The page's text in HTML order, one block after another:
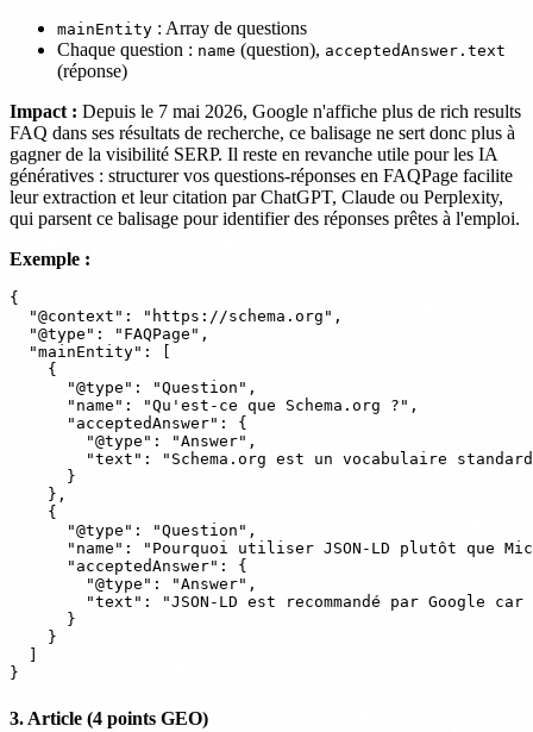
mainEntity : Array de questions
Chaque question : name (question), acceptedAnswer.text
(réponse)
Impact : Depuis le 7 mai 2026, Google n'affiche plus de rich results
FAQ dans ses résultats de recherche, ce balisage ne sert donc plus à
gagner de la visibilité SERP. Il reste en revanche utile pour les IA
génératives : structurer vos questions-réponses en FAQPage facilite
leur extraction et leur citation par ChatGPT, Claude ou Perplexity,
qui parsent ce balisage pour identifier des réponses prêtes à l'emploi.
Exemple :
{
  "@context": "https://schema.org",
  "@type": "FAQPage",
  "mainEntity": [
    {
      "@type": "Question",
      "name": "Qu'est-ce que Schema.org ?",
      "acceptedAnswer": {
        "@type": "Answer",
"text": "Schema.org est un vocabulaire
      }
    },
    {
      "@type": "Question",
"name": "Pourquoi utiliser JSON-LD plutôt que
      "acceptedAnswer": {
        "@type": "Answer",
"text": "JSON-LD est recommandé par Google
      }
    }
3. Article (4 points GEO)